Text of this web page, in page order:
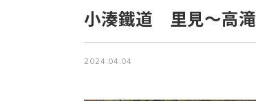
小湊鐵道 里見〜高滝
2024.04.04